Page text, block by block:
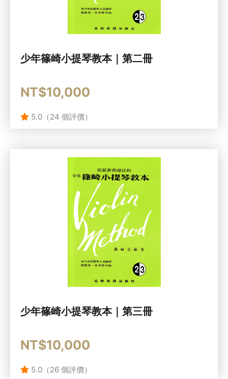
少年篠崎小提琴教本｜第二冊
NT$10,000
5.0（24 個評價）
少年篠崎小提琴教本｜第三冊
NT$10,000
5.0（26 個評價）